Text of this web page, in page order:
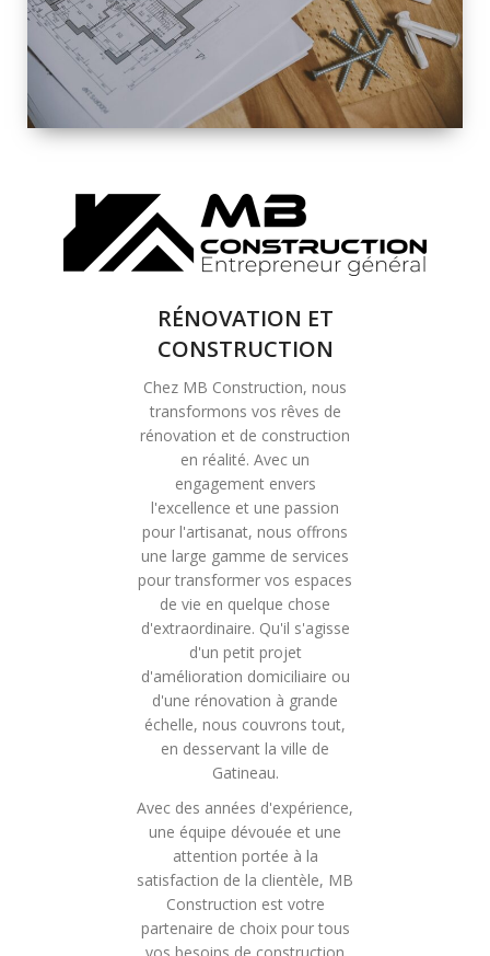
SOLUTIONS DE
RÉNOVATION
COMPLÈTE
RÉNOVATION ET
CONSTRUCTION
Chez MB Construction, nous
transformons vos rêves de
rénovation et de construction
en réalité. Avec un
engagement envers
l'excellence et une passion
pour l'artisanat, nous offrons
une large gamme de services
pour transformer vos espaces
de vie en quelque chose
d'extraordinaire. Qu'il s'agisse
d'un petit projet
d'amélioration domiciliaire ou
d'une rénovation à grande
échelle, nous couvrons tout,
en desservant la ville de
Gatineau.
Avec des années d'expérience,
une équipe dévouée et une
attention portée à la
satisfaction de la clientèle, MB
Construction est votre
partenaire de choix pour tous